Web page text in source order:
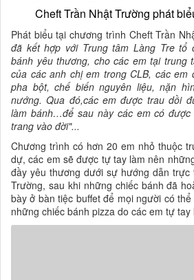
Cheft Trần Nhật Trường phát
Phát biểu tại chương trình Cheft Trần
đã kết hợp với Trung tâm Làng Tre tổ
bánh yêu thương, cho các em tại trung
của các anh chị em trong CLB, các
pha bột, chế biến nguyên liệu, nặn
nướng. Qua đó,các em được trau dồi
làm bánh…để sau này các em có
trang vào đời"...
Chương trình có hơn 20 em nhỏ thuộc
dự, các em sẽ được tự tay làm nên
đầy yêu thương dưới sự hướng dẫn trực
Trường, sau khi những chiếc bánh đã
bày ở bàn tiệc buffet để mọi người có
những chiếc bánh pizza do các em tự tay